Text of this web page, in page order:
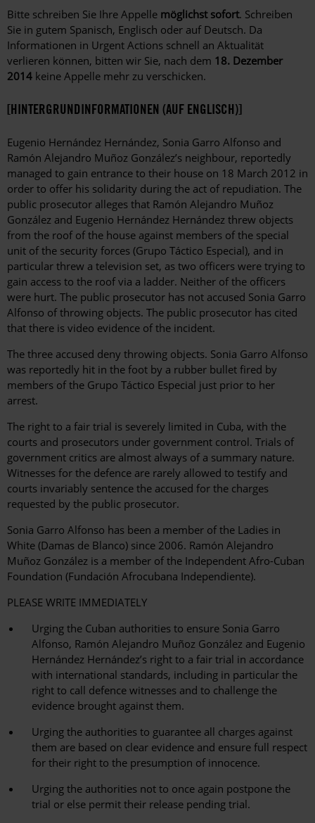
Bitte schreiben Sie Ihre Appelle möglichst sofort. Schreiben
Sie in gutem Spanisch, Englisch oder auf Deutsch. Da
Informationen in Urgent Actions schnell an Aktualität
verlieren können, bitten wir Sie, nach dem 18. Dezember
2014 keine Appelle mehr zu verschicken.
[HINTERGRUNDINFORMATIONEN (AUF ENGLISCH)]
Eugenio Hernández Hernández, Sonia Garro Alfonso and
Ramón Alejandro Muñoz González’s neighbour, reportedly
managed to gain entrance to their house on 18 March 2012 in
order to offer his solidarity during the act of repudiation. The
public prosecutor alleges that Ramón Alejandro Muñoz
González and Eugenio Hernández Hernández threw objects
from the roof of the house against members of the special
unit of the security forces (Grupo Táctico Especial), and in
particular threw a television set, as two officers were trying to
gain access to the roof via a ladder. Neither of the officers
were hurt. The public prosecutor has not accused Sonia Garro
Alfonso of throwing objects. The public prosecutor has cited
that there is video evidence of the incident.
The three accused deny throwing objects. Sonia Garro Alfonso
was reportedly hit in the foot by a rubber bullet fired by
members of the Grupo Táctico Especial just prior to her
arrest.
The right to a fair trial is severely limited in Cuba, with the
courts and prosecutors under government control. Trials of
government critics are almost always of a summary nature.
Witnesses for the defence are rarely allowed to testify and
courts invariably sentence the accused for the charges
requested by the public prosecutor.
Sonia Garro Alfonso has been a member of the Ladies in
White (Damas de Blanco) since 2006. Ramón Alejandro
Muñoz González is a member of the Independent Afro-Cuban
Foundation (Fundación Afrocubana Independiente).
PLEASE WRITE IMMEDIATELY
Urging the Cuban authorities to ensure Sonia Garro
Alfonso, Ramón Alejandro Muñoz González and Eugenio
Hernández Hernández’s right to a fair trial in accordance
with international standards, including in particular the
right to call defence witnesses and to challenge the
evidence brought against them.
Urging the authorities to guarantee all charges against
them are based on clear evidence and ensure full respect
for their right to the presumption of innocence.
Urging the authorities not to once again postpone the
trial or else permit their release pending trial.